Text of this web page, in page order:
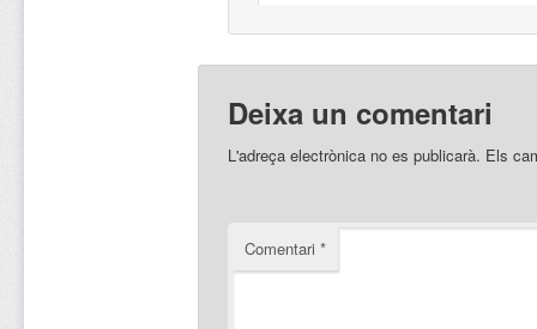
Deixa un comentari
L'adreça electrònica no es publicarà. Els
Comentari *